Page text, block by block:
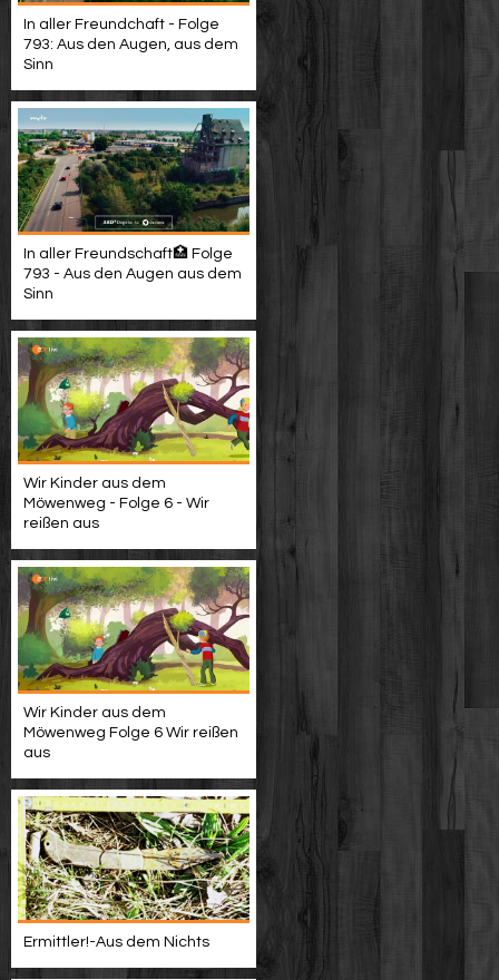
In aller Freundchaft - Folge
793: Aus den Augen, aus dem
Sinn
In aller Freundschaft🏥 Folge
793 - Aus den Augen aus dem
Sinn
Wir Kinder aus dem
Möwenweg - Folge 6 - Wir
reißen aus
Wir Kinder aus dem
Möwenweg Folge 6 Wir reißen
aus
Ermittler!-Aus dem Nichts